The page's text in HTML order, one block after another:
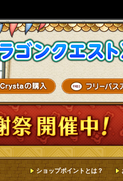
ショップポイントとは？